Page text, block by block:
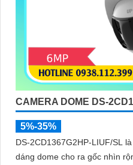
CAMERA DOME DS-
5%-35%
DS-2CD1367G2HP-LIUF/SL
dáng dome cho ra gốc nhìn